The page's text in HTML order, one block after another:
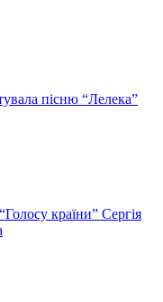
пісню “Лелека”
країни” Сергія